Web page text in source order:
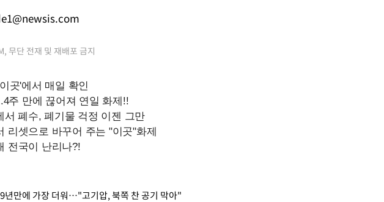
무단 전재 및 재배포 금지
년만에 가장 더워…"고기압, 북쪽 찬 공기 막아"